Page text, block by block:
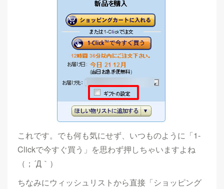
これです。でも何も気にせず、いつものように「1-
Clickで今すぐ買う」を思わず押しちゃいますよね
（；´Д｀）
ちなみにウィッシュリストから直接「ショッピング